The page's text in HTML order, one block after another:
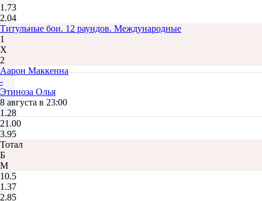
1.73
2.04
Титульные бои. 12 раундов. Международные
1
Х
2
Аарон Маккенна
-
Этиноза Олья
8 августа в 23:00
1.28
21.00
3.95
Тотал
Б
М
10.5
1.37
2.85